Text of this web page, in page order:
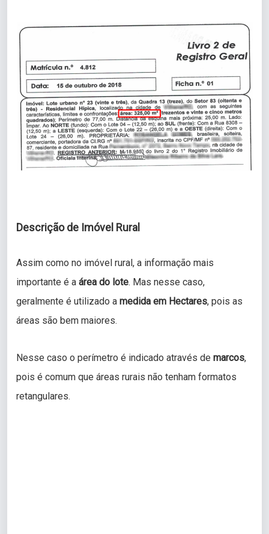
Descrição de Imóvel Rural
Assim como no imóvel rural, a informação mais
importante é a área do lote. Mas nesse caso,
geralmente é utilizado a medida em Hectares, pois as
áreas são bem maiores.
Nesse caso o perímetro é indicado através de marcos,
pois é comum que áreas rurais não tenham formatos
retangulares.